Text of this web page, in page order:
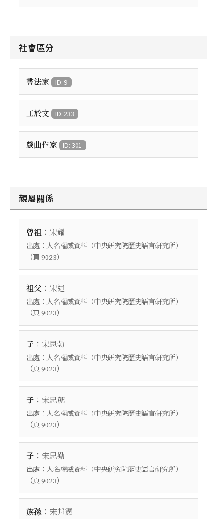
社會區分
書法家 ID: 9
工於文 ID: 233
戲曲作家 ID: 301
親屬關係
曾祖 ： 宋耀
出處： 人名權威資料（中央研究院歷史語言研究所）
（頁 9023）
祖父 ： 宋述
出處： 人名權威資料（中央研究院歷史語言研究所）
（頁 9023）
子 ： 宋思勃
出處： 人名權威資料（中央研究院歷史語言研究所）
（頁 9023）
子 ： 宋思勰
出處： 人名權威資料（中央研究院歷史語言研究所）
（頁 9023）
子 ： 宋思勱
出處： 人名權威資料（中央研究院歷史語言研究所）
（頁 9023）
族孫 ： 宋邦憲